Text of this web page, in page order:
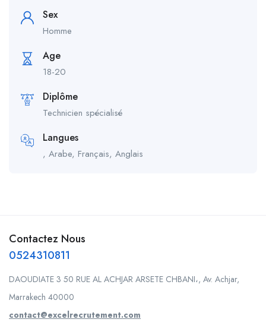
Sex
Homme
Age
18-20
Diplôme
Technicien spécialisé
Langues
, Arabe, Français, Anglais
Contactez Nous
0524310811
DAOUDIATE 3 50 RUE AL ACHJAR ARSETE CHBANI،, Av. Achjar,
Marrakech 40000
contact@excelrecrutement.com